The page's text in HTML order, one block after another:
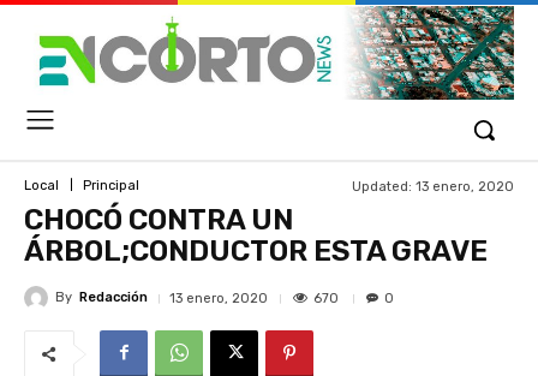
Local Principal Updated: 13 enero, 2020
CHOCÓ CONTRA UN
ÁRBOL;CONDUCTOR ESTA GRAVE
By Redacción 13 enero, 2020 670 0